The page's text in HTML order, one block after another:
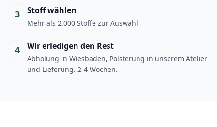
3 Stoff wählen
Mehr als 2.000 Stoffe zur Auswahl.
4 Wir erledigen den Rest
Abholung in Wiesbaden, Polsterung in unserem Atelier
und Lieferung. 2-4 Wochen.